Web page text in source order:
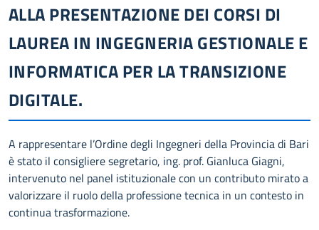
ALLA PRESENTAZIONE DEI CORSI DI
LAUREA IN INGEGNERIA GESTIONALE E
INFORMATICA PER LA TRANSIZIONE
DIGITALE.
A rappresentare l’Ordine degli Ingegneri della Provincia di Bari
è stato il consigliere segretario, ing. prof. Gianluca Giagni,
intervenuto nel panel istituzionale con un contributo mirato a
valorizzare il ruolo della professione tecnica in un contesto in
continua trasformazione.